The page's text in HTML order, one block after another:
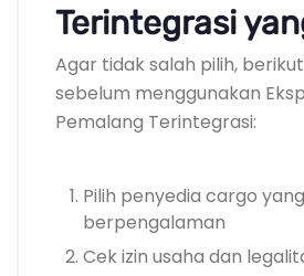
Terintegrasi
Agar tidak salah pilih,
sebelum menggunakan
Pemalang Terintegrasi:
Pilih penyedia cargo
berpengalaman
Cek izin usaha dan